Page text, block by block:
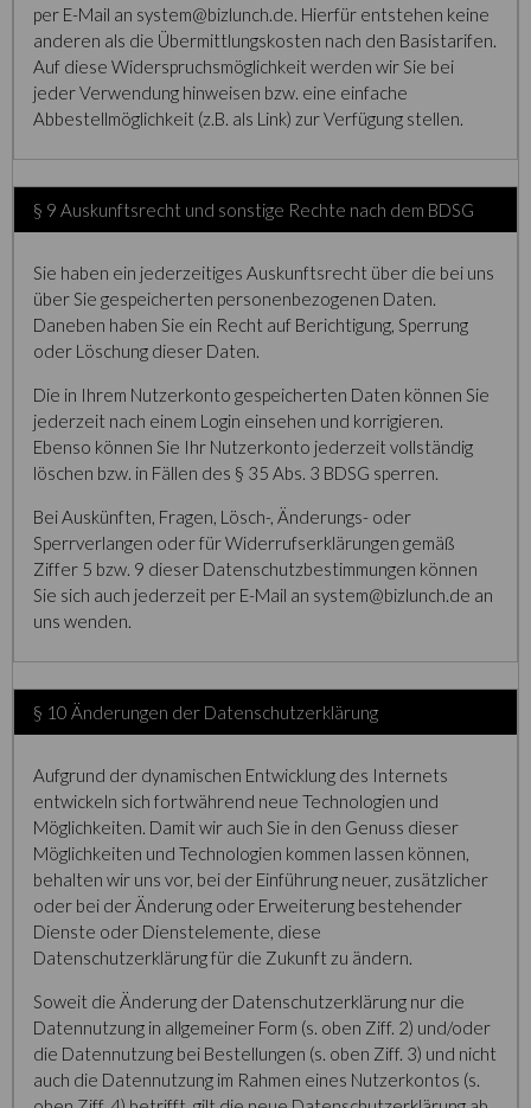
per E-Mail an system@bizlunch.de. Hierfür entstehen keine
anderen als die Übermittlungskosten nach den Basistarifen.
Auf diese Widerspruchsmöglichkeit werden wir Sie bei
jeder Verwendung hinweisen bzw. eine einfache
Abbestellmöglichkeit (z.B. als Link) zur Verfügung stellen.
§ 9 Auskunftsrecht und sonstige Rechte nach dem BDSG
Sie haben ein jederzeitiges Auskunftsrecht über die bei uns
über Sie gespeicherten personenbezogenen Daten.
Daneben haben Sie ein Recht auf Berichtigung, Sperrung
oder Löschung dieser Daten.
Die in Ihrem Nutzerkonto gespeicherten Daten können Sie
jederzeit nach einem Login einsehen und korrigieren.
Ebenso können Sie Ihr Nutzerkonto jederzeit vollständig
löschen bzw. in Fällen des § 35 Abs. 3 BDSG sperren.
Bei Auskünften, Fragen, Lösch-, Änderungs- oder
Sperrverlangen oder für Widerrufserklärungen gemäß
Ziffer 5 bzw. 9 dieser Datenschutzbestimmungen können
Sie sich auch jederzeit per E-Mail an system@bizlunch.de an
uns wenden.
§ 10 Änderungen der Datenschutzerklärung
Aufgrund der dynamischen Entwicklung des Internets
entwickeln sich fortwährend neue Technologien und
Möglichkeiten. Damit wir auch Sie in den Genuss dieser
Möglichkeiten und Technologien kommen lassen können,
behalten wir uns vor, bei der Einführung neuer, zusätzlicher
oder bei der Änderung oder Erweiterung bestehender
Dienste oder Dienstelemente, diese
Datenschutzerklärung für die Zukunft zu ändern.
Soweit die Änderung der Datenschutzerklärung nur die
Datennutzung in allgemeiner Form (s. oben Ziff. 2) und/oder
die Datennutzung bei Bestellungen (s. oben Ziff. 3) und nicht
auch die Datennutzung im Rahmen eines Nutzerkontos (s.